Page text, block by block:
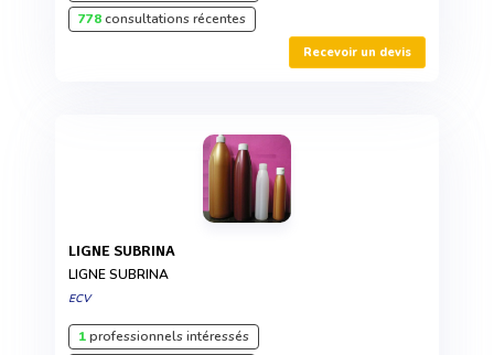
778consultations récentes
Recevoir un devis
LIGNE SUBRINA
LIGNE SUBRINA
ECV
1professionnels intéressés